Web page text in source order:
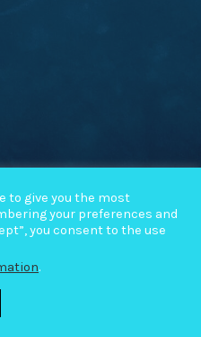
en Venta All rights reserved.
to give you the most
your preferences and
you consent to the use
.